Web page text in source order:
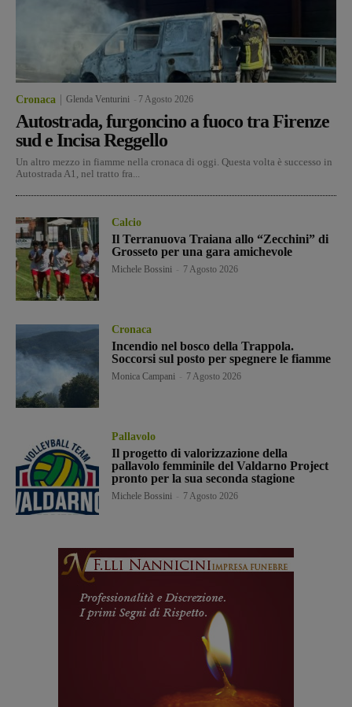
Cronaca Glenda Venturini 7 Agosto 2026
Autostrada, furgoncino a fuoco tra Firenze
sud e Incisa Reggello
Un altro mezzo in fiamme nella cronaca di oggi. Questa volta è successo in
Autostrada A1, nel tratto fra...
Calcio
Il Terranuova Traiana allo “Zecchini” di
Grosseto per una gara amichevole
Michele Bossini 7 Agosto 2026
Cronaca
Incendio nel bosco della Trappola.
Soccorsi sul posto per spegnere le fiamme
Monica Campani 7 Agosto 2026
Pallavolo
Il progetto di valorizzazione della
pallavolo femminile del Valdarno Project
pronto per la sua seconda stagione
Michele Bossini 7 Agosto 2026